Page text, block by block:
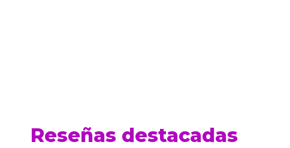
Reseñas destacadas